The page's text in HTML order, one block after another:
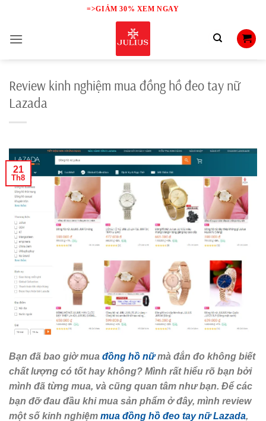
content
=>GIẢM 30% XEM NGAY
Review kinh nghiệm mua đồng hồ đeo tay nữ
Lazada
21
Th8
Bạn đã bao giờ mua đồng hồ nữmà đắn đo không biết
chất lượng có tốt hay không? Mình rất hiểu rõ bạn bởi
mình đã từng mua, và cũng quan tâm như bạn. Để các
bạn đỡ đau đầu khi mua sản phẩm ở đây, mình review
một số kinh nghiệm mua đồng hồ đeo tay nữ Lazada,